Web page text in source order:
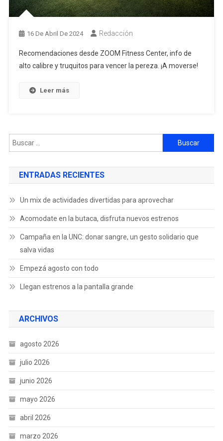
16 De Abril De 2024 Redacción
Recomendaciones desde ZOOM Fitness Center, info de
alto calibre y truquitos para vencer la pereza. ¡A moverse!
Leer más
ENTRADAS RECIENTES
Un mix de actividades divertidas para aprovechar
Acomodate en la butaca, disfruta nuevos estrenos
Campaña en la UNC: donar sangre, un gesto solidario que
salva vidas
Empezá agosto con todo
Llegan estrenos a la pantalla grande
ARCHIVOS
agosto 2026
julio 2026
junio 2026
mayo 2026
abril 2026
marzo 2026